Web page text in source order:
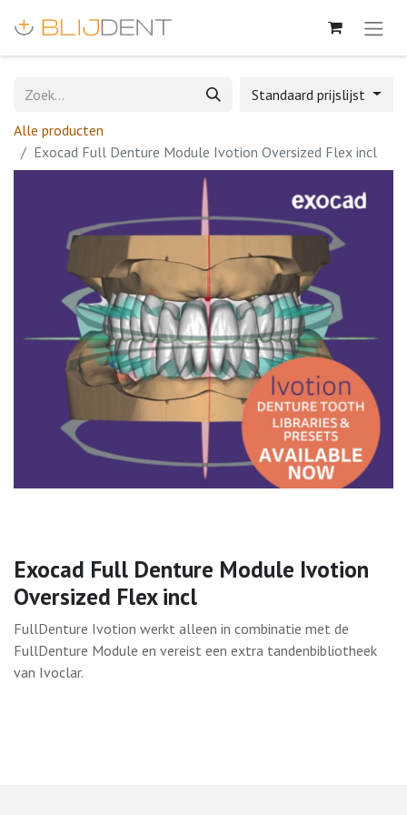
Standaard prijslijst
Alle producten
Exocad Full Denture Module Ivotion Oversized Flex incl
Exocad Full Denture Module Ivotion
Oversized Flex incl
FullDenture Ivotion werkt alleen in combinatie met de
FullDenture Module en vereist een extra tandenbibliotheek
van Ivoclar.